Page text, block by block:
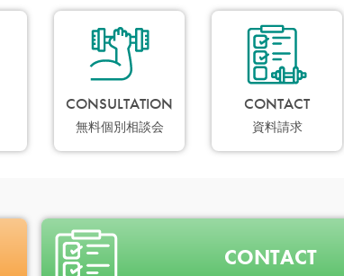
CONSULTATION
無料個別相談会
CONTACT
資料請求
CONTACT